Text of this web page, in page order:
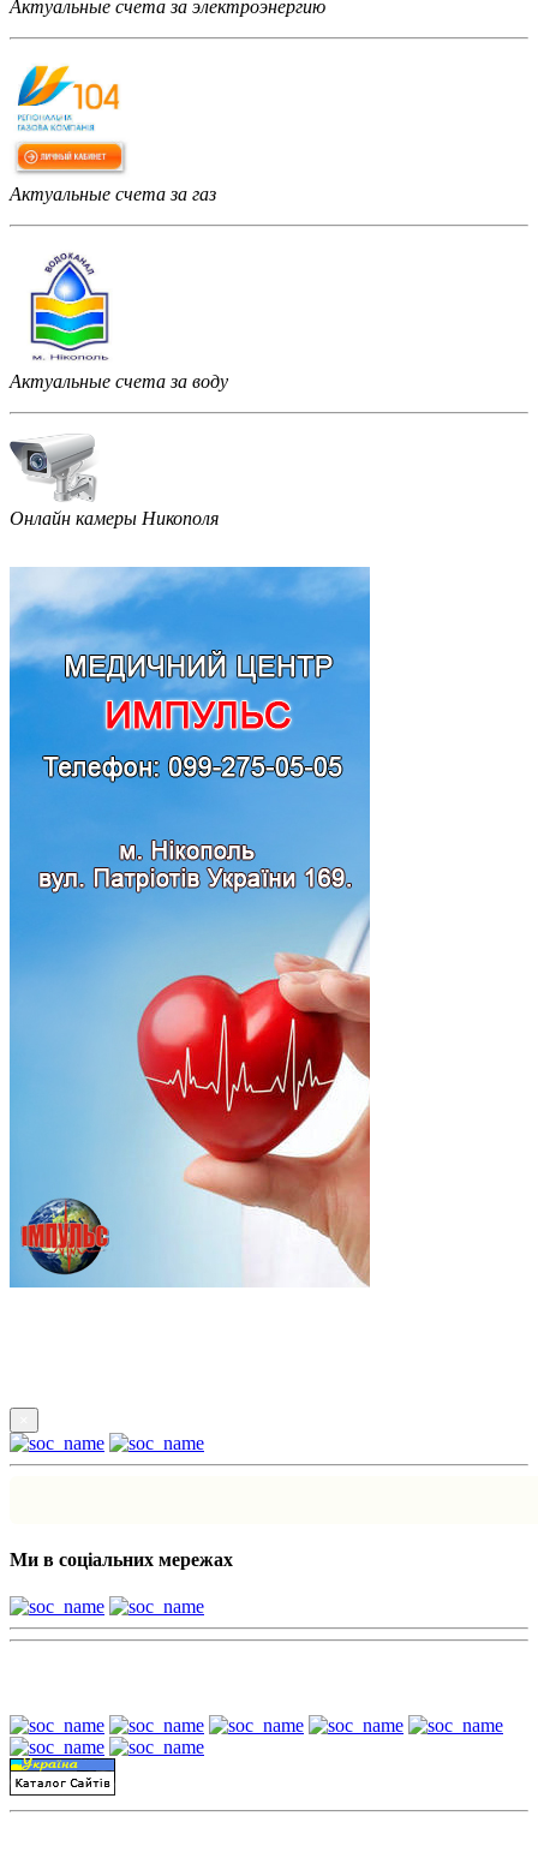
Актуальные счета за электроэнергию
Актуальные счета за газ
Актуальные счета за воду
Онлайн камеры Никополя
Ми в соціальних мережах